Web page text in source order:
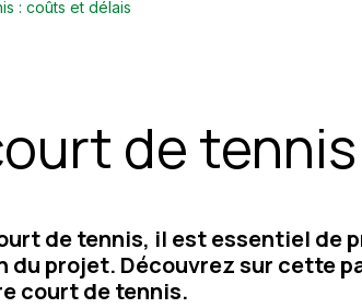
: coûts et délais
de
de tennis, il est essentiel
projet. Découvrez sur cette
court de tennis.